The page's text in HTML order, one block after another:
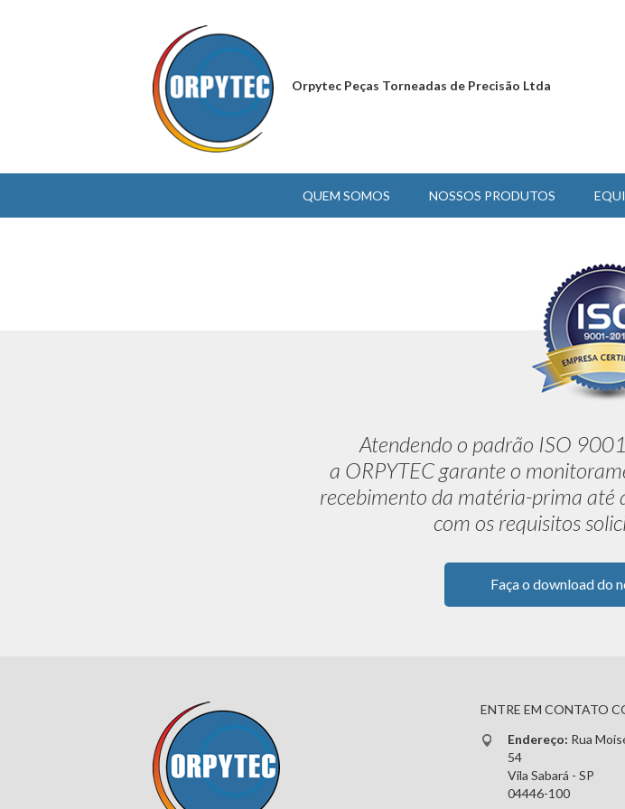
Orpytec Peças Torneadas de Precisão Ltda
QUEM SOMOS NOSSOS PRODUTOS
Atendendo o padrão ISO
a ORPYTEC garante o
recebimento da matéria-prima até
com os requisitos
Faça o download do
ENTRE EM CONTATO
Endereço: Rua
54
Vila Sabará - SP
04446-100